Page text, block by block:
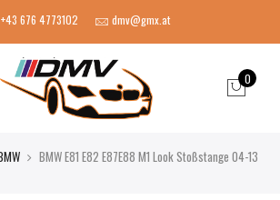
+43 676 4773102 dmv@gmx.at
0
BMW E81 E82 E87E88 M1 Look Stoßstange 04-13